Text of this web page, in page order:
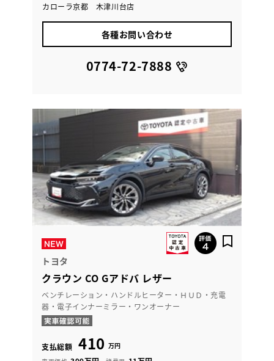
カローラ京都 木津川台店
各種お問い合わせ
0774-72-7888
トヨタ
クラウン CO Gアドバ レザー
ベンチレーション・ハンドルヒーター・ＨＵＤ・充電
器・電子インナーミラー・ワンオーナー
支払総額 410 万円